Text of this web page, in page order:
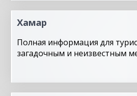
Хамар
Полная информация для
загадочным и неизвестным